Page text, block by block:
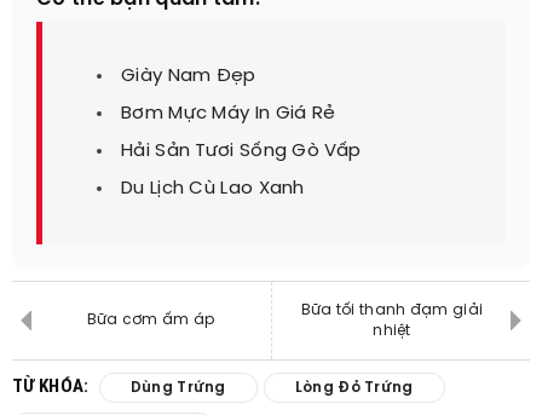
Giày Nam Đẹp
Bơm Mực Máy In Giá Rẻ
Hải Sản Tươi Sống Gò Vấp
Du Lịch Cù Lao Xanh
Bữa cơm ấm áp
Bữa tối thanh đạm giải
nhiệt
TỪ KHÓA: Dùng Trứng Lòng Đỏ Trứng